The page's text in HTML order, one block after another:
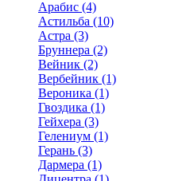
Арабис (4)
Астильба (10)
Астра (3)
Бруннера (2)
Вейник (2)
Вербейник (1)
Вероника (1)
Гвоздика (1)
Гейхера (3)
Гелениум (1)
Герань (3)
Дармера (1)